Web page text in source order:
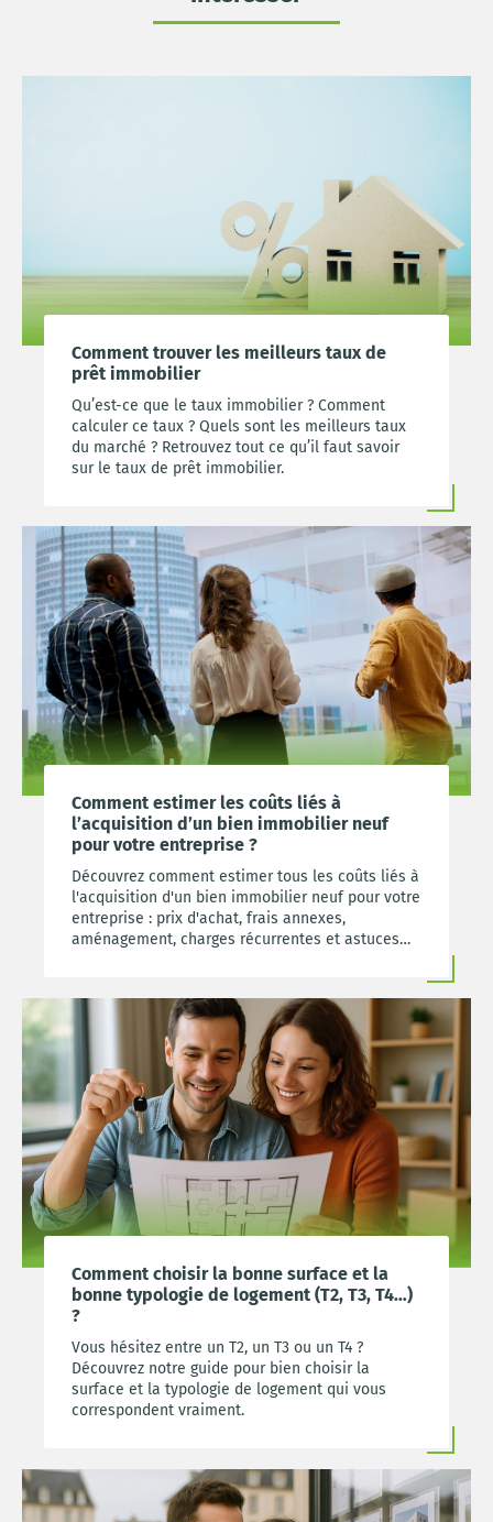
Comment trouver les meilleurs taux de
prêt immobilier
Qu’est-ce que le taux immobilier ? Comment
calculer ce taux ? Quels sont les meilleurs taux
du marché ? Retrouvez tout ce qu’il faut savoir
sur le taux de prêt immobilier.
Comment estimer les coûts liés à
l’acquisition d’un bien immobilier neuf
pour votre entreprise ?
Découvrez comment estimer tous les coûts liés à
l'acquisition d'un bien immobilier neuf pour votre
entreprise : prix d'achat, frais annexes,
aménagement, charges récurrentes et astuces
Comment choisir la bonne surface et la
bonne typologie de logement (T2, T3, T4…)
?
Vous hésitez entre un T2, un T3 ou un T4 ?
Découvrez notre guide pour bien choisir la
surface et la typologie de logement qui vous
correspondent vraiment.